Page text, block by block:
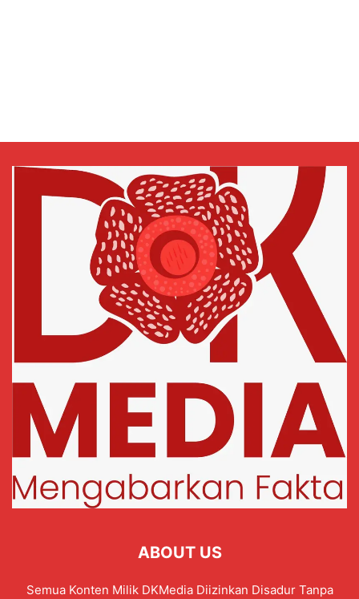
ABOUT US
Semua Konten Milik DKMedia Diizinkan Disadur Tanpa